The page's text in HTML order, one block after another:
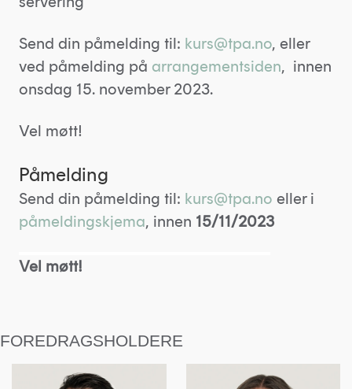
Send din påmelding til: kurs@tpa.no, eller
ved påmelding på arrangementsiden, innen
onsdag 15. november 2023.
Vel møtt!
Påmelding
Send din påmelding til: kurs@tpa.no eller i
påmeldingskjema, innen 15/11/2023
Vel møtt!
FOREDRAGSHOLDERE